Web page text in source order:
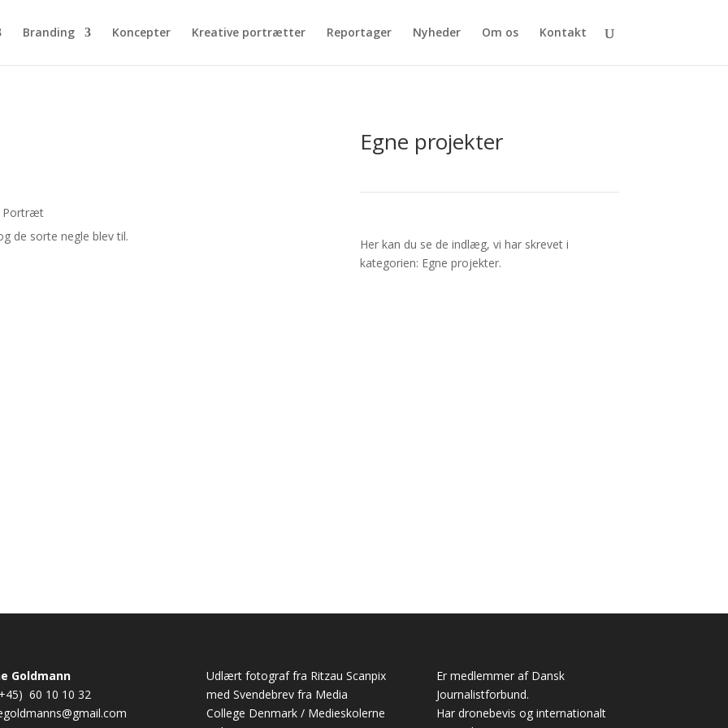
Branding Koncepter Kreative portrætter Reportager Nyheder Om os Kontakt
Portræt
de sorte negle blev til.
Egne projekter
Her kan du se de indlæg, vi har skrevet i
kategorien: Egne projekter.
Goldmann
60 10 10 32
Udlært fotograf fra Ritzau Scanpix
med Svendebrev fra Media
College Denmark / Medieskolerne
Er medlemmer af Dansk
Journalistforbund.
Har dronebevis og internationalt